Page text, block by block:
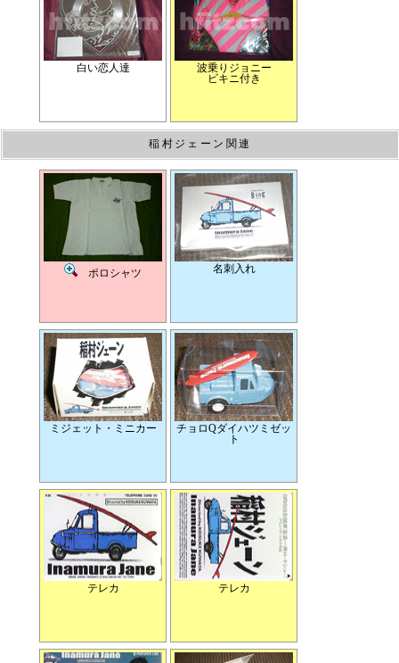
白い恋人達
波乗りジョニー
ビキニ付き
稲村ジェーン関連
ポロシャツ 名刺入れ
ミジェット・ミニカー
チョロQダイハツミゼッ
ト
テレカ テレカ